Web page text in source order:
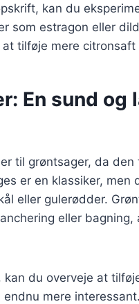
kan du
som estragon eller
tilføje mere
En sund og
til grøntsager, da
er en klassiker, men
eller gulerødder.
eller
du overveje at
mere